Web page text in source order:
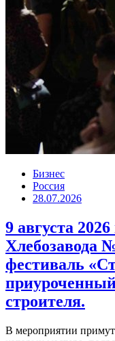
Бизнес
Россия
28.07.2026
9 августа
Хлебозавода
фестиваль
строителя.
В мероприятии примут